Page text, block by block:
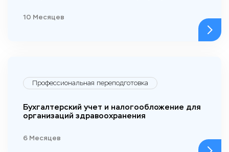
10 Месяцев
Профессиональная переподготовка
Бухгалтерский учет и налогообложение для
организаций здравоохранения
6 Месяцев